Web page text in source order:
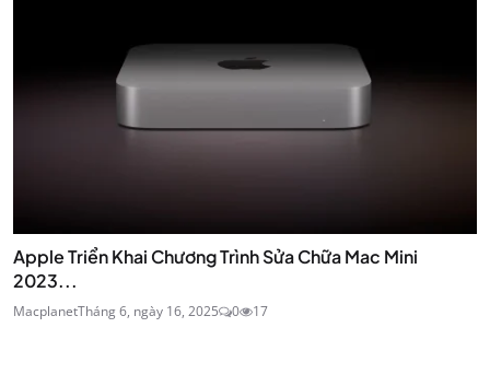
Apple Triển Khai Chương Trình Sửa Chữa Mac Mini
2023...
MacplanetTháng 6, ngày 16, 2025 0 17